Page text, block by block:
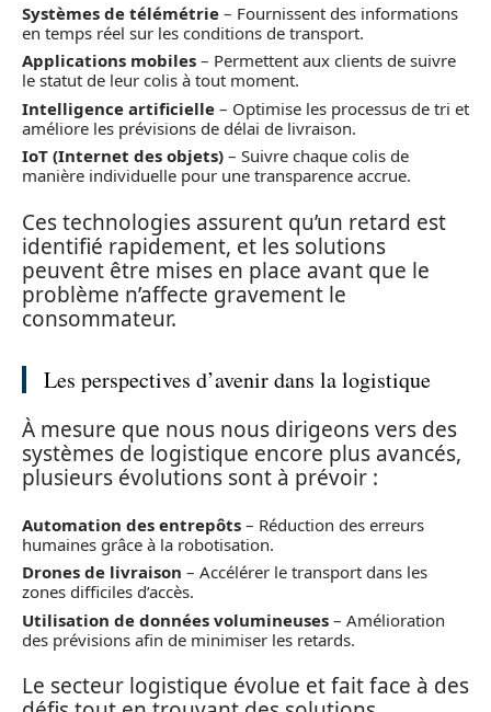
Systèmes de télémétrie – Fournissent des informations
en temps réel sur les conditions de transport.
Applications mobiles – Permettent aux clients de suivre
le statut de leur colis à tout moment.
Intelligence artificielle – Optimise les processus de tri et
améliore les prévisions de délai de livraison.
IoT (Internet des objets) – Suivre chaque colis de
manière individuelle pour une transparence accrue.
Ces technologies assurent qu’un retard est
identifié rapidement, et les solutions
peuvent être mises en place avant que le
problème n’affecte gravement le
consommateur.
Les perspectives d’avenir dans la logistique
À mesure que nous nous dirigeons vers des
systèmes de logistique encore plus avancés,
plusieurs évolutions sont à prévoir :
Automation des entrepôts – Réduction des erreurs
humaines grâce à la robotisation.
Drones de livraison – Accélérer le transport dans les
zones difficiles d’accès.
Utilisation de données volumineuses – Amélioration
des prévisions afin de minimiser les retards.
Le secteur logistique évolue et fait face à des